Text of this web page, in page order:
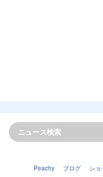
Peachy ブログ ショ